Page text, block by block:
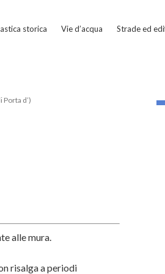
storica Vie d’acqua Strade ed
d’)
alle mura.
risalga a periodi